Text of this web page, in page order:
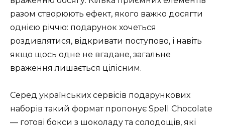
разом створюють ефект, якого важко досягти
однією річчю: подарунок хочеться
роздивлятися, відкривати поступово, і навіть
якщо щось одне не вгадане, загальне
враження лишається цілісним.
Серед українських сервісів подарункових
наборів такий формат пропонує Spell Chocolate
— готові бокси з шоколаду та солодощів, які